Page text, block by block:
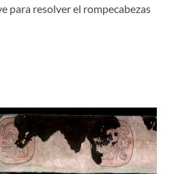
para resolver el rompecabezas